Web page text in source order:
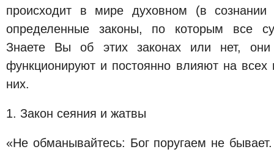
происходит в мире духовном (в
определенные законы, по которым все
Знаете Вы об этих законах или нет,
функционируют и постоянно влияют на
них.
1. Закон сеяния и жатвы
«Не обманывайтесь: Бог поругаем не